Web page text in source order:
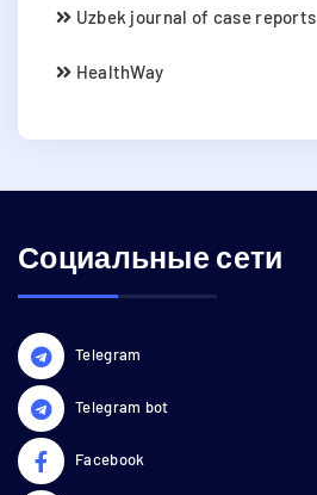
Uzbek journal of case reports
HealthWay
Социальные сети
Telegram
Telegram bot
Facebook